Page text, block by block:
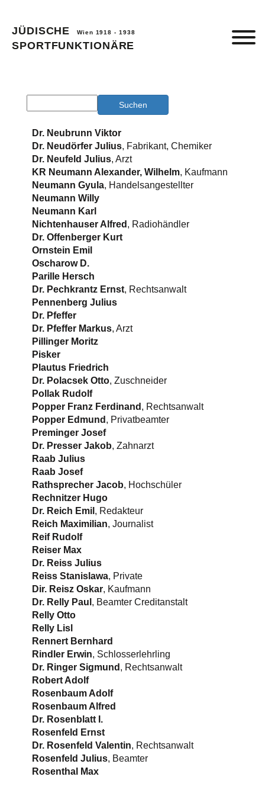
JÜDISCHE Wien 1918 - 1938
SPORTFUNKTIONÄRE
Dr. Neubrunn Viktor
Dr. Neudörfer Julius, Fabrikant, Chemiker
Dr. Neufeld Julius, Arzt
KR Neumann Alexander, Wilhelm, Kaufmann
Neumann Gyula, Handelsangestellter
Neumann Willy
Neumann Karl
Nichtenhauser Alfred , Radiohändler
Dr. Offenberger Kurt
Ornstein Emil
Oscharow D.
Parille Hersch
Dr. Pechkrantz Ernst, Rechtsanwalt
Pennenberg Julius
Dr. Pfeffer
Dr. Pfeffer Markus, Arzt
Pillinger Moritz
Pisker
Plautus Friedrich
Dr. Polacsek Otto, Zuschneider
Pollak Rudolf
Popper Franz Ferdinand , Rechtsanwalt
Popper Edmund , Privatbeamter
Preminger Josef
Dr. Presser Jakob, Zahnarzt
Raab Julius
Raab Josef
Rathsprecher Jacob, Hochschüler
Rechnitzer Hugo
Dr. Reich Emil , Redakteur
Reich Maximilian, Journalist
Reif Rudolf
Reiser Max
Dr. Reiss Julius
Reiss Stanislawa, Private
Dir. Reisz Oskar, Kaufmann
Dr. Relly Paul , Beamter Creditanstalt
Relly Otto
Relly Lisl
Rennert Bernhard
Rindler Erwin, Schlosserlehrling
Dr. Ringer Sigmund , Rechtsanwalt
Robert Adolf
Rosenbaum Adolf
Rosenbaum Alfred
Dr. Rosenblatt I.
Rosenfeld Ernst
Dr. Rosenfeld Valentin, Rechtsanwalt
Rosenfeld Julius, Beamter
Rosenthal Max